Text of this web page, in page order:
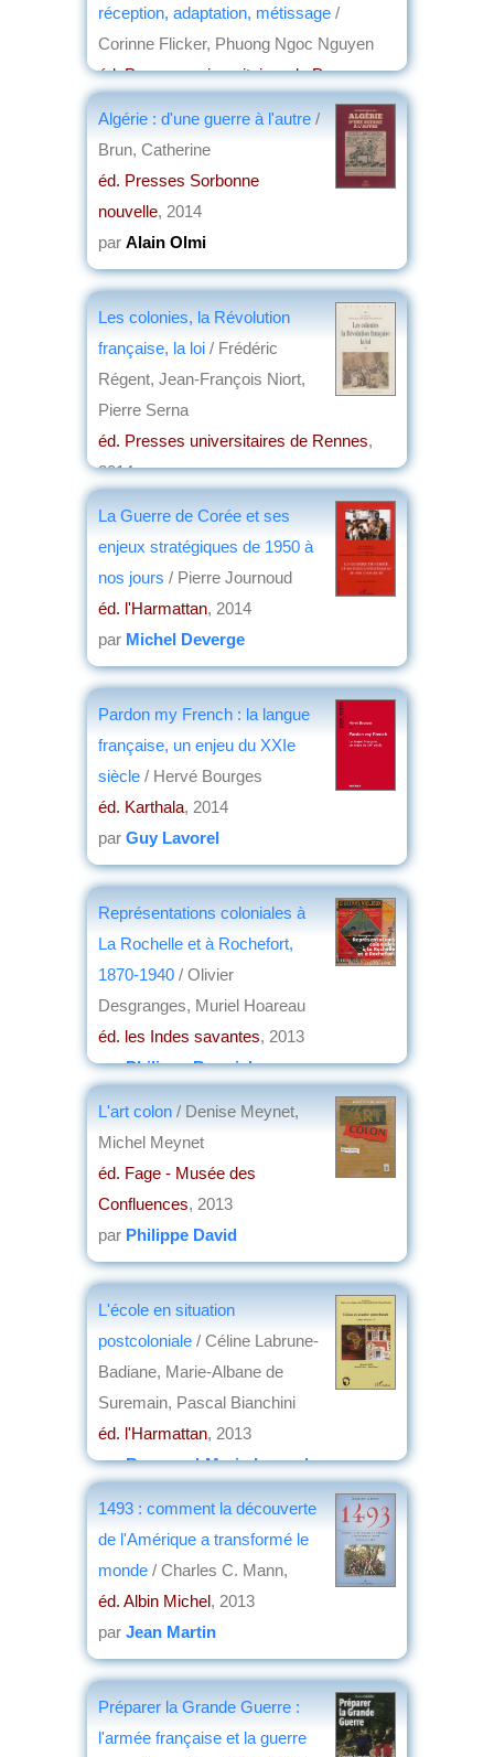
réception, adaptation, métissage /
Corinne Flicker, Phuong Ngoc Nguyen
éd. Presses universitaires de Provence,
Algérie : d'une guerre à l'autre /
Brun, Catherine
éd. Presses Sorbonne
nouvelle, 2014
par Alain Olmi
Les colonies, la Révolution
française, la loi / Frédéric
Régent, Jean-François Niort,
Pierre Serna
éd. Presses universitaires de Rennes,
2014
La Guerre de Corée et ses
enjeux stratégiques de 1950 à
nos jours / Pierre Journoud
éd. l'Harmattan, 2014
par Michel Deverge
Pardon my French : la langue
française, un enjeu du XXIe
siècle / Hervé Bourges
éd. Karthala, 2014
par Guy Lavorel
Représentations coloniales à
La Rochelle et à Rochefort,
1870-1940 / Olivier
Desgranges, Muriel Hoareau
éd. les Indes savantes, 2013
parPhilippe Bonnichon
L'art colon / Denise Meynet,
Michel Meynet
éd. Fage - Musée des
Confluences, 2013
par Philippe David
L'école en situation
postcoloniale / Céline Labrune-
Badiane, Marie-Albane de
Suremain, Pascal Bianchini
éd. l'Harmattan, 2013
parRaymond-Marin Lemesle
1493 : comment la découverte
de l'Amérique a transformé le
monde / Charles C. Mann,
éd. Albin Michel, 2013
par Jean Martin
Préparer la Grande Guerre :
l'armée française et la guerre